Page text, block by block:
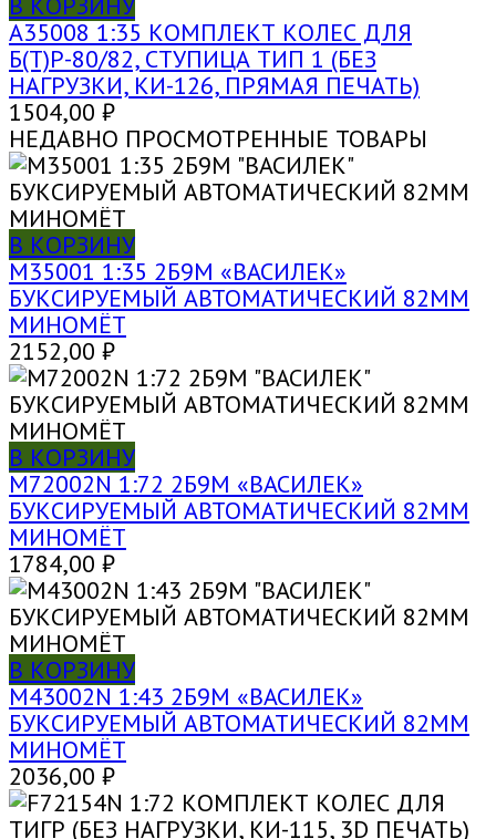
A35008 1:35 КОМПЛЕКТ КОЛЕС ДЛЯ
Б(Т)Р-80/82, СТУПИЦА ТИП 1 (БЕЗ
НАГРУЗКИ, КИ-126, ПРЯМАЯ ПЕЧАТЬ)
1504,00 ₽
НЕДАВНО ПРОСМОТРЕННЫЕ ТОВАРЫ
В КОРЗИНУ
M35001 1:35 2Б9М «ВАСИЛЕК»
БУКСИРУЕМЫЙ АВТОМАТИЧЕСКИЙ 82ММ
МИНОМЁТ
2152,00 ₽
В КОРЗИНУ
M72002N 1:72 2Б9М «ВАСИЛЕК»
БУКСИРУЕМЫЙ АВТОМАТИЧЕСКИЙ 82ММ
МИНОМЁТ
1784,00 ₽
В КОРЗИНУ
M43002N 1:43 2Б9М «ВАСИЛЕК»
БУКСИРУЕМЫЙ АВТОМАТИЧЕСКИЙ 82ММ
МИНОМЁТ
2036,00 ₽